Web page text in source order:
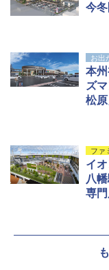
今
お出
本
ズ
松
ファ
イ
八
専